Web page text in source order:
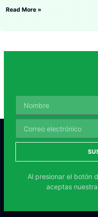
Read More »
Al presionar el botón
aceptas nuestra